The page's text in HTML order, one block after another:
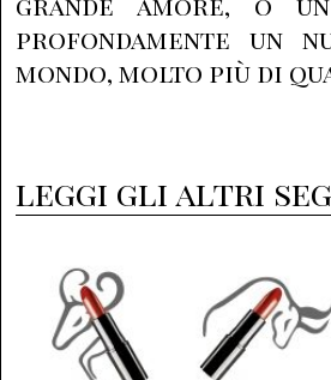
profondamente un
mondo, molto più di
leggi gli altri